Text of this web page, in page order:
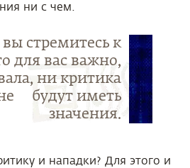
ни с чем.
стремитесь к
для вас важно,
ни критика
будут иметь
значения.
и нападки? Для этого и